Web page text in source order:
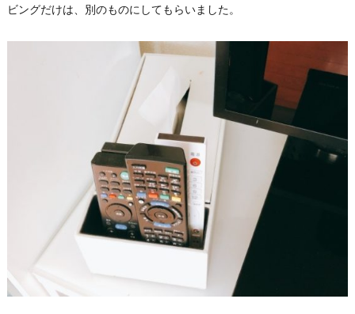
ビングだけは、別のものにしてもらいました。